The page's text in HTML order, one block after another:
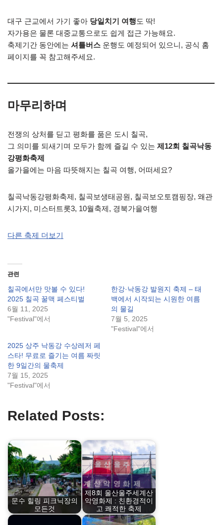
대구 근교에서 가기 좋아 당일치기 여행도 딱!
자가용은 물론 대중교통으로도 쉽게 접근 가능해요.
축제기간 동안에는 셔틀버스 운행도 예정되어 있으니, 공식 홈
페이지를 꼭 참고해주세요.
마무리하며
전쟁의 상처를 딛고 평화를 품은 도시 칠곡,
그 의미를 되새기며 모두가 함께 즐길 수 있는 제12회 칠곡낙동
강평화축제
올가을에는 마음 따뜻해지는 칠곡 여행, 어떠세요?
칠곡낙동강평화축제, 칠곡보생태공원, 칠곡보오토캠핑장, 왜관
시가지, 미스터트롯3, 10월축제, 경북가을여행
다른 축제 더보기
관련
칠곡에서만 맛볼 수 있다!
2025 칠곡 꿀맥 페스티벌
6월 11, 2025
"Festival"에서
한강·낙동강 발원지 축제 – 태
백에서 시작되는 시원한 여름
의 물길
7월 5, 2025
"Festival"에서
2025 상주 낙동강 수상레저 페
스타! 무료로 즐기는 여름 짜릿
한 9일간의 물축제
7월 15, 2025
"Festival"에서
Related Posts:
문수 힐링 피크닉장의
모든것
제8회 울산울주세계산
악영화제 : 친환경적이
고 쾌적한 축제